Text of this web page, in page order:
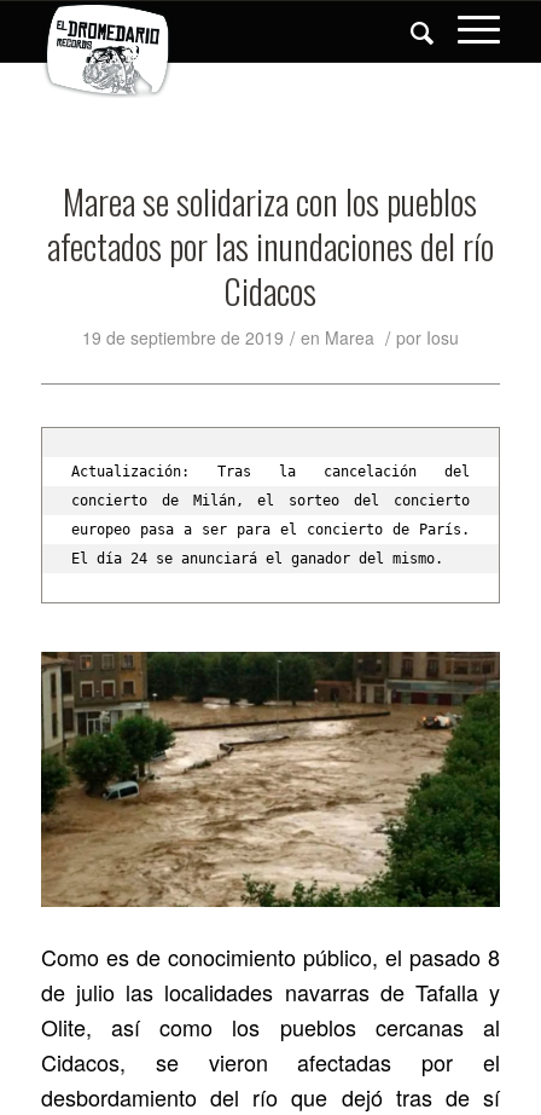
Marea se solidariza con los pueblos
afectados por las inundaciones del río
Cidacos
19 de septiembre de 2019 / en Marea / por Iosu
Actualización: Tras la cancelación del
concierto de Milán, el sorteo del concierto
europeo pasa a ser para el concierto de París.
El día 24 se anunciará el ganador del mismo.
Como es de conocimiento público, el pasado 8
de julio las localidades navarras de Tafalla y
Olite, así como los pueblos cercanas al
Cidacos, se vieron afectadas por el
desbordamiento del río que dejó tras de sí